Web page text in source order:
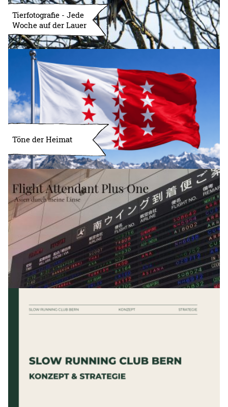
Tierfotografie - Jede
Woche auf der Lauer
Töne der Heimat